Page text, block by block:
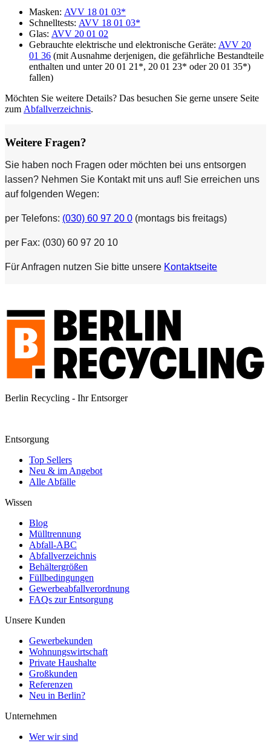
Masken: AVV 18 01 03*
Schnelltests: AVV 18 01 03*
Glas: AVV 20 01 02
Gebrauchte elektrische und elektronische Geräte: AVV 20
01 36 (mit Ausnahme derjenigen, die gefährliche Bestandteile
enthalten und unter 20 01 21*, 20 01 23* oder 20 01 35*)
fallen)
Möchten Sie weitere Details? Das besuchen Sie gerne unsere Seite
zum Abfallverzeichnis.
Weitere Fragen?
Sie haben noch Fragen oder möchten bei uns entsorgen
lassen? Nehmen Sie Kontakt mit uns auf! Sie erreichen uns
auf folgenden Wegen:
per Telefons: (030) 60 97 20 0 (montags bis freitags)
per Fax: (030) 60 97 20 10
Für Anfragen nutzen Sie bitte unsere Kontaktseite
Berlin Recycling - Ihr Entsorger
Entsorgung
Top Sellers
Neu & im Angebot
Alle Abfälle
Wissen
Blog
Mülltrennung
Abfall-ABC
Abfallverzeichnis
Behältergrößen
Füllbedingungen
Gewerbeabfallverordnung
FAQs zur Entsorgung
Unsere Kunden
Gewerbekunden
Wohnungswirtschaft
Private Haushalte
Großkunden
Referenzen
Neu in Berlin?
Unternehmen
Wer wir sind